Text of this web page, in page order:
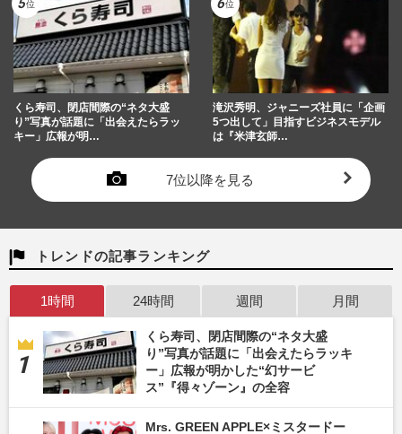
くら寿司、閉店間際の“ネタ大盛
り”写真が話題に「出会えたらラッ
キー」広報が明…
滝沢秀明、ジャニーズ社員に「企画
5つ出して」目指すビジネスモデル
は『米津玄師…
7位以降を見る
トレンドの記事ランキング
1時間 24時間 週間 月間
くら寿司、閉店間際の“ネタ大盛
り”写真が話題に「出会えたらラッキ
ー」広報が明かした“幻サービ
ス”『得々ゾーン』の全容
Mrs. GREEN APPLE×ミスタードー